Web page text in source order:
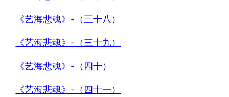
《艺海悲魂》-（三十八）
《艺海悲魂》-（三十九）
《艺海悲魂》-（四十）
《艺海悲魂》-（四十一）